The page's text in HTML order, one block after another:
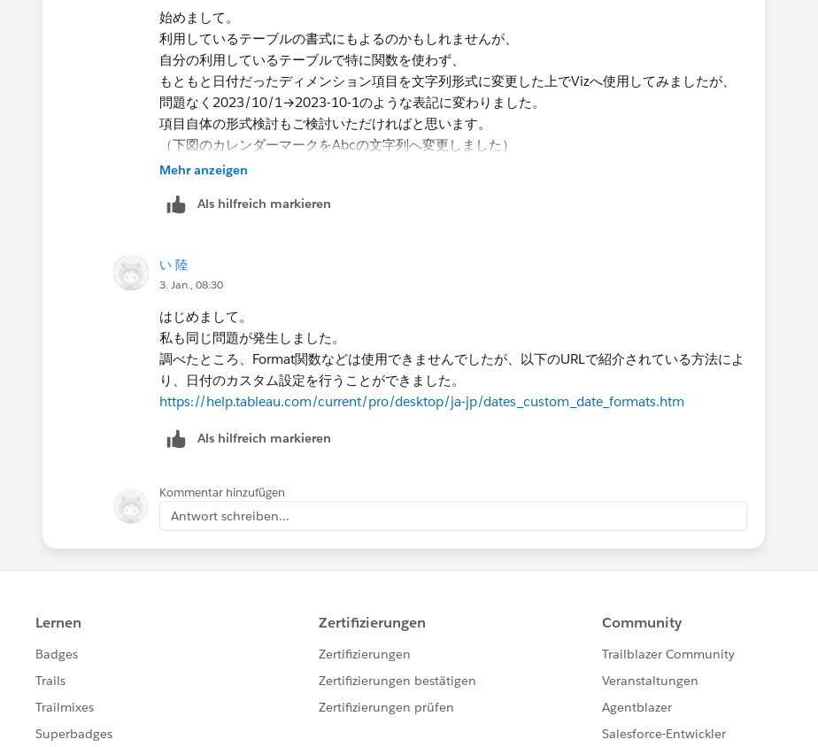
始めまして。
利用しているテーブルの書式にもよるのかもしれませんが、
自分の利用しているテーブルで特に関数を使わず、
もともと日付だったディメンション項目を文字列形式に変更した上でVizへ使用してみましたが、
問題なく2023/10/1→2023-10-1のような表記に変わりました。
項目自体の形式検討もご検討いただければと思います。
（下図のカレンダーマークをAbcの文字列へ変更しました）
Mehr anzeigen
Als hilfreich markieren
い 陸
3. Jan., 08:30
はじめまして。
私も同じ問題が発生しました。
調べたところ、Format関数などは使用できませんでしたが、以下のURLで紹介されている方法によ
り、日付のカスタム設定を行うことができました。
https://help.tableau.com/current/pro/desktop/ja-jp/dates_custom_date_formats.htm
Als hilfreich markieren
Kommentar hinzufügen
Antwort schreiben...